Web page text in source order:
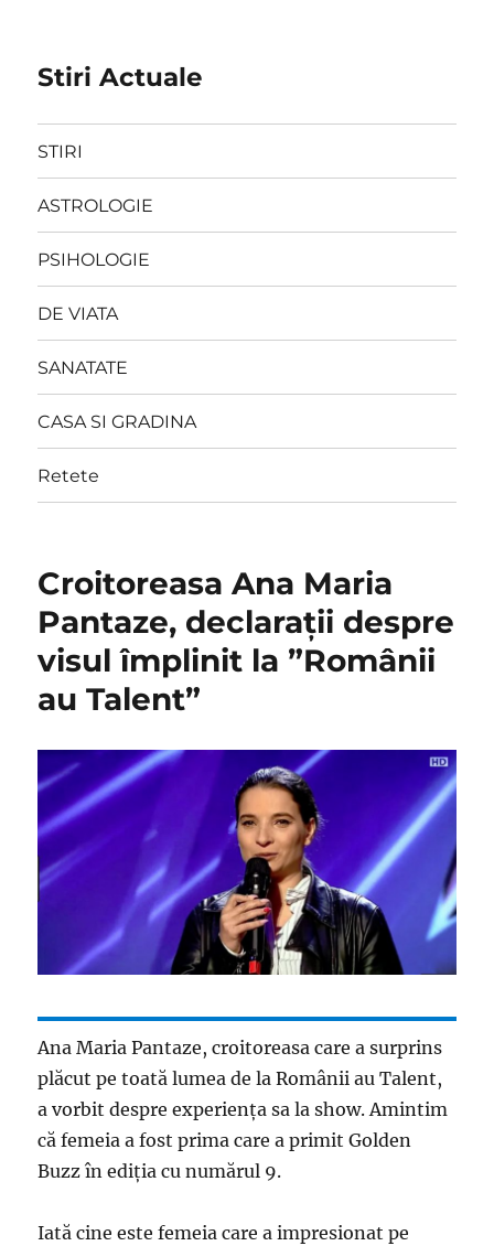
Stiri Actuale
STIRI
ASTROLOGIE
PSIHOLOGIE
DE VIATA
SANATATE
CASA SI GRADINA
Retete
Croitoreasa Ana Maria
Pantaze, declarații despre
visul împlinit la ”Românii
au Talent”
Ana Maria Pantaze, croitoreasa care a surprins
plăcut pe toată lumea de la Românii au Talent,
a vorbit despre experiența sa la show. Amintim
că femeia a fost prima care a primit Golden
Buzz în ediția cu numărul 9.
Iată cine este femeia care a impresionat pe